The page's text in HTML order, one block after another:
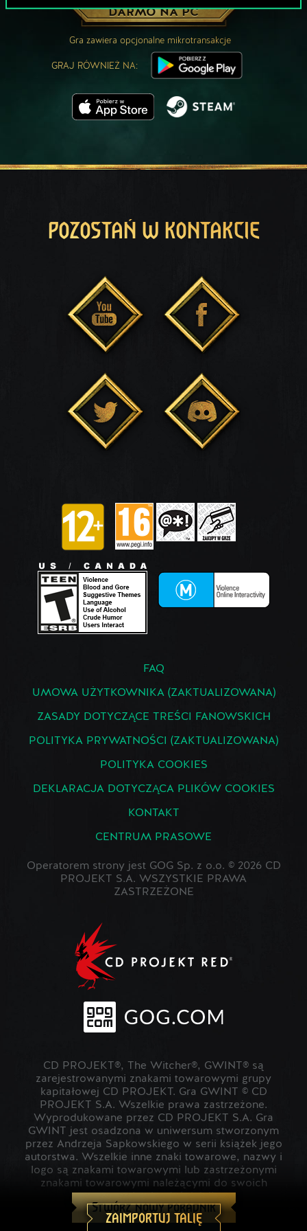
Stwórz nowy poradnik
ZAIMPORTUJ TALIĘ
DARMO NA PC
Gra zawiera opcjonalne mikrotransakcje
GRAJ RÓWNIEŻ NA:
POZOSTAŃ W KONTAKCIE
FAQ
UMOWA UŻYTKOWNIKA (ZAKTUALIZOWANA)
ZASADY DOTYCZĄCE TREŚCI FANOWSKICH
POLITYKA PRYWATNOŚCI (ZAKTUALIZOWANA)
POLITYKA COOKIES
DEKLARACJA DOTYCZĄCA PLIKÓW COOKIES
KONTAKT
CENTRUM PRASOWE
Operatorem strony jest GOG Sp. z o.o. © 2026 CD
PROJEKT S.A. WSZYSTKIE PRAWA
ZASTRZEŻONE
CD PROJEKT®, The Witcher®, GWINT® są
zarejestrowanymi znakami towarowymi grupy
kapitałowej CD PROJEKT. Gra GWINT © CD
PROJEKT S.A. Wszelkie prawa zastrzeżone.
Wyprodukowane przez CD PROJEKT S.A. Gra
GWINT jest osadzona w uniwersum stworzonym
przez Andrzeja Sapkowskiego w serii książek jego
autorstwa. Wszelkie inne znaki towarowe, nazwy i
logo są znakami towarowymi lub zastrzeżonymi
znakami towarowymi należącymi do swoich
prawowitych właścicieli.